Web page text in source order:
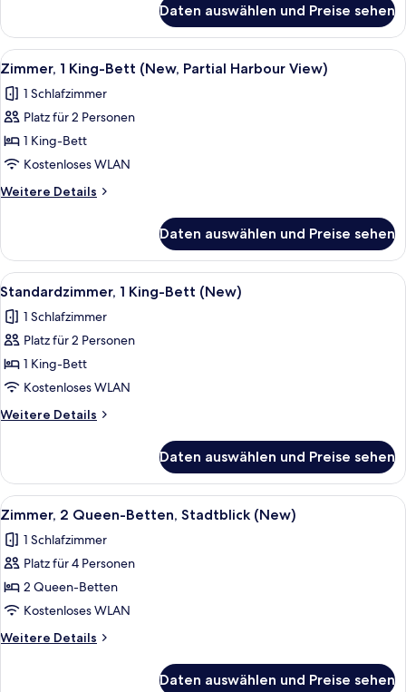
anzeigen
Zimmer,
1 King-
Bett,
(New)
Daten auswählen und Preise sehen
Alle
Fotos
für
Zimmer,
1 King-
Bett
(New,
Partial
View)
anzeigen
Ein Hotelzimmer mit Bett, Nachttisch
5
Zimmer, 1 King-Bett (New, Partial Harbour View)
1 Schlafzimmer
Platz für 2 Personen
1 King-Bett
Kostenloses WLAN
Weitere Details
Weitere
1 King-
Bett
(New,
Harbour
View)
Daten auswählen und Preise sehen
Alle
Fotos
für
Standardzimmer,
1 King-
Bett
(New)
anzeigen
Eine kleine Küche mit einem
3
Standardzimmer, 1 King-Bett (New)
1 Schlafzimmer
Platz für 2 Personen
1 King-Bett
Kostenloses WLAN
Weitere Details
Weitere
1 King-
Bett
(New)
Daten auswählen und Preise sehen
Alle
Fotos
für
Zimmer,
2 Queen-
Betten,
Stadtblick
(New)
Hochwertige Bettwaren, Zimmersafe,
5
Zimmer, 2 Queen-Betten, Stadtblick (New)
1 Schlafzimmer
Platz für 4 Personen
2 Queen-Betten
Kostenloses WLAN
Weitere Details
Weitere
Daten auswählen und Preise sehen